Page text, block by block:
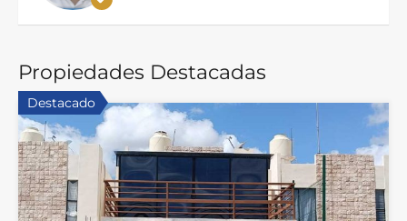
Propiedades Destacadas
Destacado